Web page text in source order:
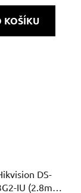
KOŠÍKU
DS-
IU (2.8mm)